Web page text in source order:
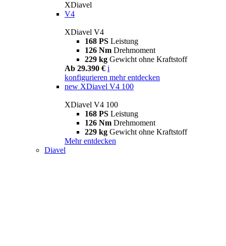
XDiavel
V4
XDiavel V4
168 PS Leistung
126 Nm Drehmoment
229 kg Gewicht ohne Kraftstoff
Ab 29.390 € i
konfigurieren mehr entdecken
new XDiavel V4 100
XDiavel V4 100
168 PS Leistung
126 Nm Drehmoment
229 kg Gewicht ohne Kraftstoff
Mehr entdecken
Diavel